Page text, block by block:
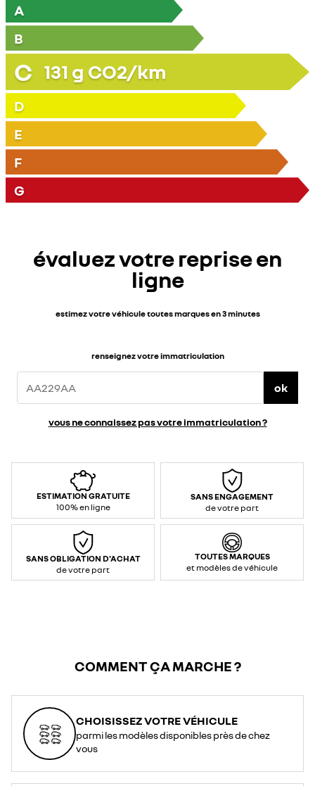
A
B
C 131 g CO2/km
D
E
F
G
évaluez votre reprise en
ligne
estimez votre véhicule toutes marques en 3 minutes
renseignez votre immatriculation
ok
vous ne connaissez pas votre immatriculation ?
ESTIMATION GRATUITE
100% en ligne
SANS ENGAGEMENT
de votre part
SANS OBLIGATION D'ACHAT
de votre part
TOUTES MARQUES
et modèles de véhicule
COMMENT ÇA MARCHE ?
CHOISISSEZ VOTRE VÉHICULE
parmi les modèles disponibles près de chez
vous